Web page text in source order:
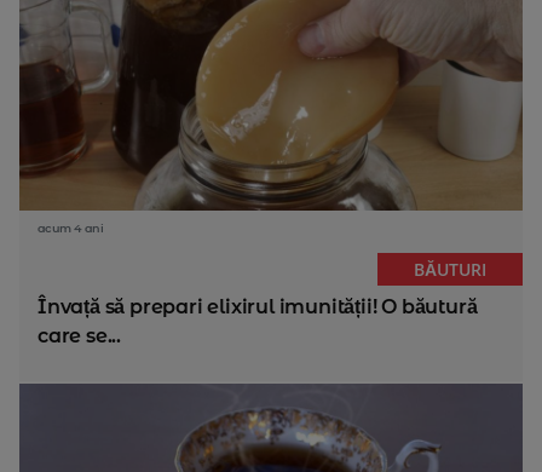
acum 4 ani
BĂUTURI
Învață să prepari elixirul imunității! O băutură
care se...